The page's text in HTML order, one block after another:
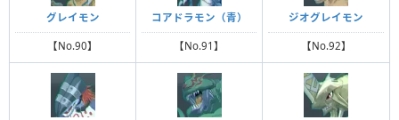
グレイモン
【No.90】
コアドラモン（青）
【No.91】
ジオグレイモン
【No.92】